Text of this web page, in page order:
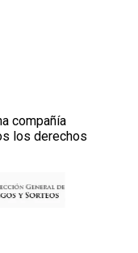
compañía
los derechos